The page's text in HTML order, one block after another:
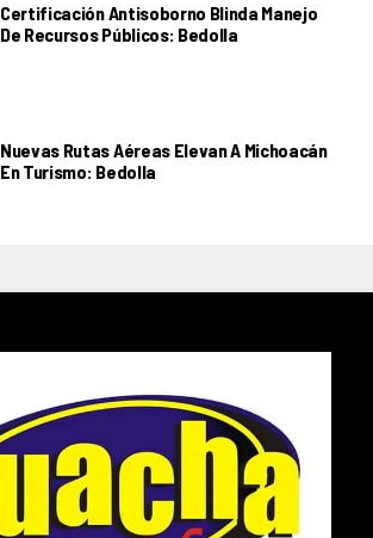
Certificación Antisoborno Blinda Manejo
De Recursos Públicos: Bedolla
Nuevas Rutas Aéreas Elevan A Michoacán
En Turismo: Bedolla